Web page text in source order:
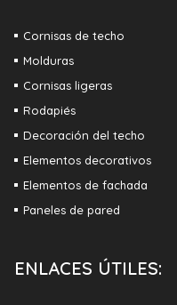
Cornisas de techo
Molduras
Cornisas ligeras
Rodapiés
Decoración del techo
Elementos decorativos
Elementos de fachada
Paneles de pared
ENLACES ÚTILES: